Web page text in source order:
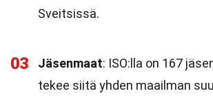
Sveitsissä.
03 Jäsenmaat: ISO:lla on 167
tekee siitä yhden maailman